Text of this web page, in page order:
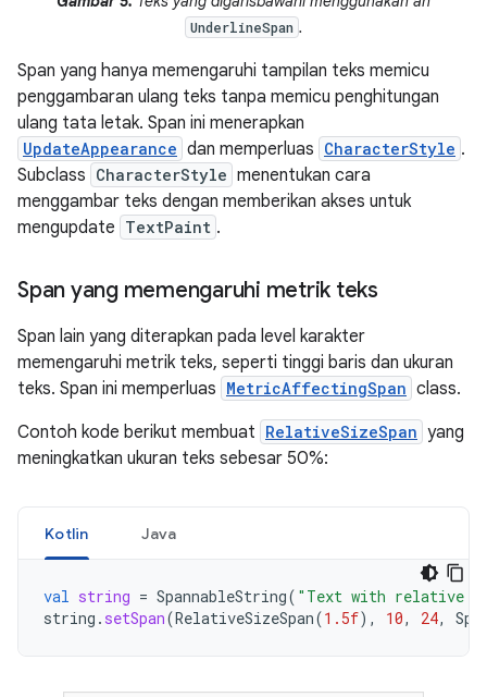
UnderlineSpan .
Span yang hanya memengaruhi tampilan teks memicu
penggambaran ulang teks tanpa memicu penghitungan
ulang tata letak. Span ini menerapkan
UpdateAppearance dan memperluas CharacterStyle .
Subclass CharacterStyle menentukan cara
menggambar teks dengan memberikan akses untuk
mengupdate TextPaint .
Span yang memengaruhi metrik teks
Span lain yang diterapkan pada level karakter
memengaruhi metrik teks, seperti tinggi baris dan ukuran
teks. Span ini memperluas MetricAffectingSpan class.
Contoh kode berikut membuat RelativeSizeSpan yang
meningkatkan ukuran teks sebesar 50%:
Kotlin Java
val string = SpannableString( "Text with relative
string . setSpan(RelativeSizeSpan(1.5f), 10, 24,